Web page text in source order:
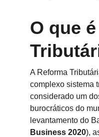
O que
A Reforma
complexo sistema
considerado um
burocráticos do
levantamento do
Business 2020),